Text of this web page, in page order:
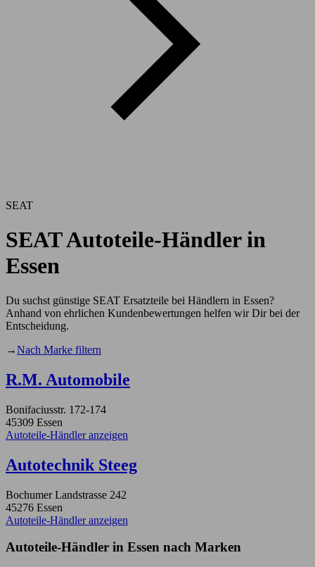
SEAT
SEAT Autoteile-Händler in
Essen
Du suchst günstige SEAT Ersatzteile bei Händlern in Essen?
Anhand von ehrlichen Kundenbewertungen helfen wir Dir bei der
Entscheidung.
→Nach Marke filtern
R.M. Automobile
Bonifaciusstr. 172-174
45309 Essen
Autoteile-Händler anzeigen
Autotechnik Steeg
Bochumer Landstrasse 242
45276 Essen
Autoteile-Händler anzeigen
Autoteile-Händler in Essen nach Marken